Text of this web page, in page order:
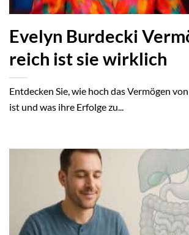
Evelyn Burdecki
reich ist sie wirklich
Entdecken Sie, wie hoch das Vermögen
ist und was ihre Erfolge zu...